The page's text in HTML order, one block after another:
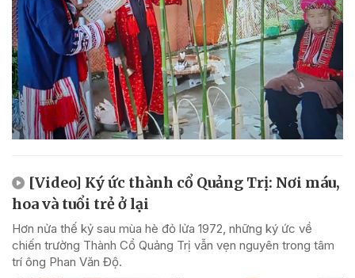
[Video] Ký ức thành cổ Quảng Trị: Nơi máu,
hoa và tuổi trẻ ở lại
Hơn nửa thế kỷ sau mùa hè đỏ lửa 1972, những ký ức về
chiến trường Thành Cổ Quảng Trị vẫn vẹn nguyên trong tâm
trí ông Phan Văn Độ.